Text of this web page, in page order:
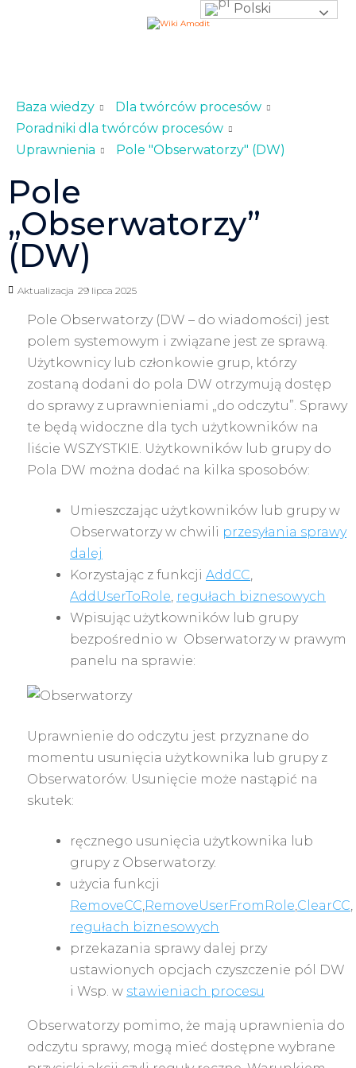
Baza wiedzy
Dla twórców procesów
Poradniki dla twórców procesów
Uprawnienia
Pole "Obserwatorzy" (DW)
Pole
„Obserwatorzy”
(DW)
Aktualizacja 29 lipca 2025
Pole Obserwatorzy (DW – do wiadomości) jest
polem systemowym i związane jest ze sprawą.
Użytkownicy lub członkowie grup, którzy
zostaną dodani do pola DW otrzymują dostęp
do sprawy z uprawnieniami „do odczytu”. Sprawy
te będą widoczne dla tych użytkowników na
liście WSZYSTKIE. Użytkowników lub grupy do
Pola DW można dodać na kilka sposobów:
Umieszczając użytkowników lub grupy w
Obserwatorzy w chwili przesyłania sprawy
dalej
Korzystając z funkcji AddCC,
AddUserToRole, regułach biznesowych
Wpisując użytkowników lub grupy
bezpośrednio w Obserwatorzy w prawym
panelu na sprawie:
Uprawnienie do odczytu jest przyznane do
momentu usunięcia użytkownika lub grupy z
Obserwatorów. Usunięcie może nastąpić na
skutek:
ręcznego usunięcia użytkownika lub
grupy z Obserwatorzy.
użycia funkcji
RemoveCC,RemoveUserFromRole,ClearCC
regułach biznesowych
przekazania sprawy dalej przy
ustawionych opcjach czyszczenie pól DW
i Wsp. w stawieniach procesu
Obserwatorzy pomimo, że mają uprawnienia do
odczytu sprawy, mogą mieć dostępne wybrane
Polski